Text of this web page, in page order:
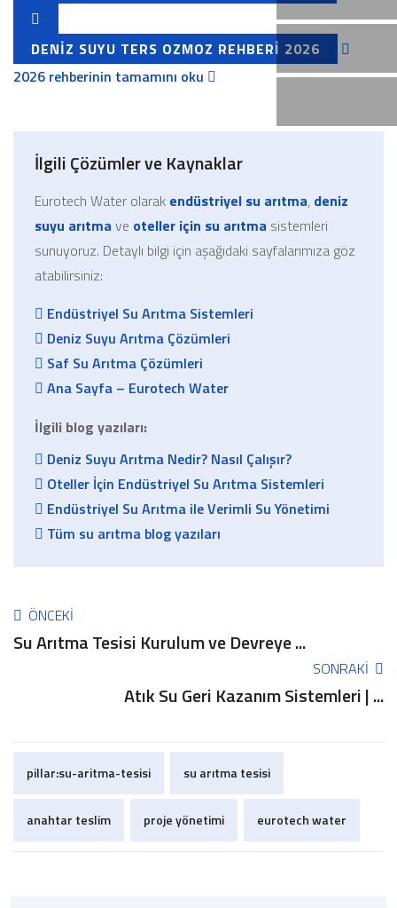
DENIZ SUYU TERS OZMOZ REHBERI 2026
2026 rehberinin tamamını oku
İlgili Çözümler ve Kaynaklar
Eurotech Water olarak endüstriyel su arıtma, deniz
suyu arıtma ve oteller için su arıtma sistemleri
sunuyoruz. Detaylı bilgi için aşağıdaki sayfalarımıza göz
atabilirsiniz:
Endüstriyel Su Arıtma Sistemleri
Deniz Suyu Arıtma Çözümleri
Saf Su Arıtma Çözümleri
Ana Sayfa – Eurotech Water
İlgili blog yazıları:
Deniz Suyu Arıtma Nedir? Nasıl Çalışır?
Oteller İçin Endüstriyel Su Arıtma Sistemleri
Endüstriyel Su Arıtma ile Verimli Su Yönetimi
Tüm su arıtma blog yazıları
ÖNCEKI
Su Arıtma Tesisi Kurulum ve Devreye ...
SONRAKI
Atık Su Geri Kazanım Sistemleri | ...
pillar:su-aritma-tesisi su arıtma tesisi
anahtar teslim proje yönetimi eurotech water